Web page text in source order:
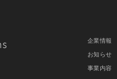
企業情報
お知らせ
事業内容